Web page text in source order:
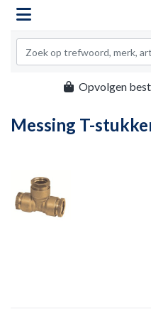
Opvolgen
Messing T-